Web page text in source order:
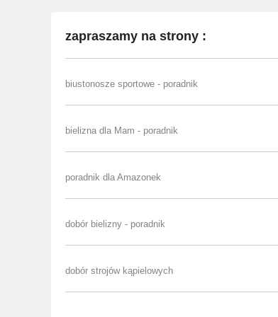
zapraszamy na strony :
biustonosze sportowe - poradnik
bielizna dla Mam - poradnik
poradnik dla Amazonek
dobór bielizny - poradnik
dobór strojów kąpielowych